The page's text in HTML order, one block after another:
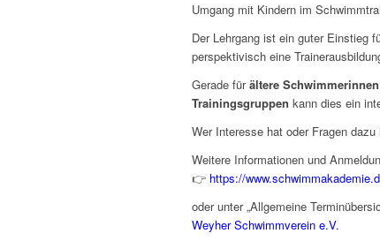
Umgang mit Kindern im
Der Lehrgang ist ein guter Einstieg
perspektivisch eine
Gerade fürältere
Trainingsgruppen kann dies ein
Wer Interesse hat oder Fragen
Weitere Informationen und
👉 https://
oder unter „Allgemeine
Weyher Schwimmverein e.V.